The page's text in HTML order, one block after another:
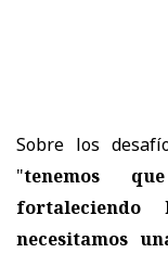
Sobre los
"tenemos
necesitamos